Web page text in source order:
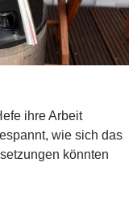
ihre Arbeit
wie sich das
könnten